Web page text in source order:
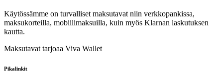
Käytössämme on turvalliset maksutavat niin verkkopankissa,
maksukorteilla, mobiilimaksuilla, kuin myös Klarnan laskutuksen
kautta.
Maksutavat tarjoaa Viva Wallet
Pikalinkit